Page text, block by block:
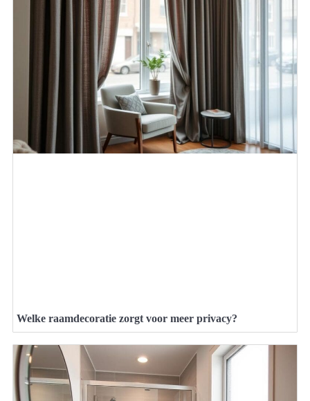
Welke raamdecoratie zorgt voor meer privacy?